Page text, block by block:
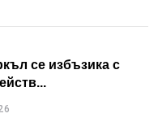
се избъзика с